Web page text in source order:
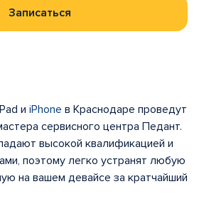
Записаться
и iPhone в Краснодаре проведут
сервисного центра Педант.
высокой квалификацией и
поэтому легко устранят любую
на вашем девайсе за кратчайший